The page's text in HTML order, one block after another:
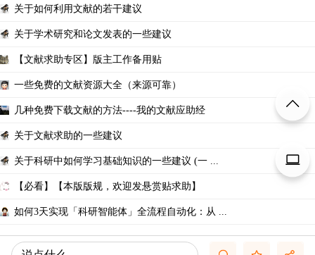
关于如何利用文献的若干建议
关于学术研究和论文发表的一些建议
【文献求助专区】版主工作备用贴
一些免费的文献资源大全（来源可靠）
几种免费下载文献的方法----我的文献应助经
关于文献求助的一些建议
关于科研中如何学习基础知识的一些建议 (一 ...
【必看】【本版版规，欢迎发悬赏贴求助】
如何3天实现「科研智能体」全流程自动化：从 ...